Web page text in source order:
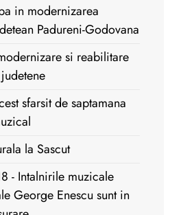
in modernizarea
Padureni-Godovana
si reabilitare
sfarsit de saptamana
la Sascut
- Intalnirile muzicale
George Enescu sunt in